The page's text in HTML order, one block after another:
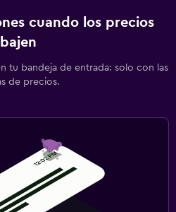
cuando los precios
bajen
tu bandeja de entrada: solo con las
de precios.